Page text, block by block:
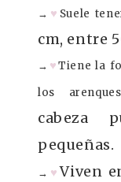
→ ♥ Suele
cm, entre
→ ♥Tiene la
los
cabeza
pequeñas.
→ ♥Viven